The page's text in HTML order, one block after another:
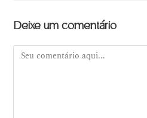
Deixe um comentário